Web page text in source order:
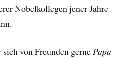
Nobelkollegen jener Jahre
von Freunden gernePapa